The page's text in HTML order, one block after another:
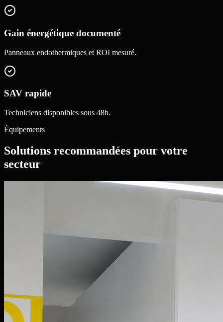
Gain énergétique documenté
Panneaux endothermiques et ROI mesuré.
SAV rapide
Techniciens disponibles sous 48h.
Équipements
Solutions recommandées pour votre
secteur